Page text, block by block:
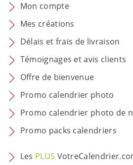
Mon compte
Mes créations
Délais et frais de livraison
Témoignages et avis clients
Offre de bienvenue
Promo calendrier photo
Promo calendrier photo de
Promo packs calendriers
Les PLUS